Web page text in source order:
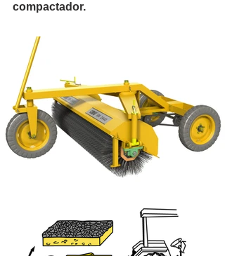
compactador.